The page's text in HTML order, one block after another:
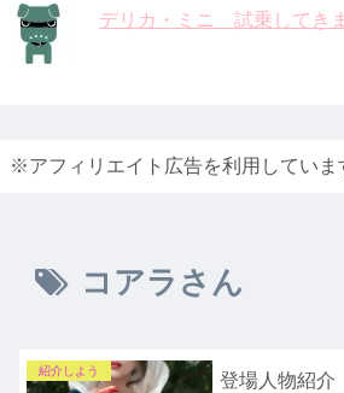
デリカ・ミニ 試乗してき
※アフィリエイト広告を利用していま
コアラさん
紹介しよう 登場人物紹介